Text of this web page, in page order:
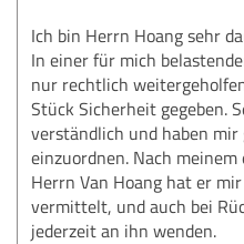
Ich bin Herrn Hoang sehr
In einer für mich
nur rechtlich
Stück Sicherheit gegeben.
verständlich und haben
einzuordnen. Nach
Herrn Van Hoang hat er
vermittelt, und auch bei
jederzeit an ihn wenden.